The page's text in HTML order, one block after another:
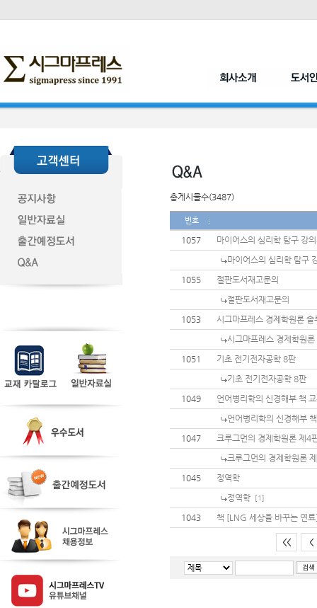
총게시물수(3487)
번호
1057
마이어스의 심리학 탐구 강
마이어스의 심리학 탐구
1055
절판도서재고문의
절판도서재고문의
1053
시그마프레스 경제학원론 솔
시그마프레스 경제학원론
1051
기초 전기전자공학 8판
기초 전기전자공학 8판
1049
언어병리학의 신경해부 책
언어병리학의 신경해부
1047
크루그먼의 경제학원론 제4
크루그먼의 경제학원론
1045
정역학
정역학 [1]
1043 책 [LNG 세상을 바꾸는 연
<< <